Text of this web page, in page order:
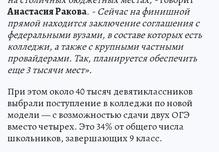
Анастасия Ракова. - Сейчас на финишной
прямой находится заключение соглашения с
федеральными вузами, в составе которых есть
колледжи, а также с крупными частными
провайдерами. Так, планируется обеспечить
еще 3 тысячи мест».
При этом около 40 тысяч девятиклассников
выбрали поступление в колледжи по новой
модели — с возможностью сдачи двух ОГЭ
вместо четырех. Это 34% от общего числа
школьников, завершающих 9 класс.